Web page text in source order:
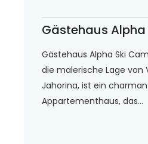
Gästehaus
Gästehaus Alpha Ski
die malerische Lage von
Jahorina, ist ein
Appartementhaus, das...